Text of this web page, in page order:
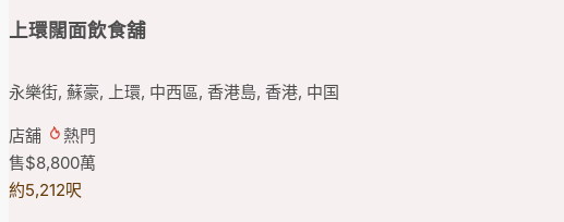
上環闊面飲食舖
永樂街, 蘇豪, 上環, 中西區, 香港島, 香港, 中国
店舖
熱門
售$8,800萬
約5,212呎